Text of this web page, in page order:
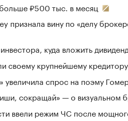
₽500 тыс. в месяц
признала вину по «делу
куда вложить
крупнейшему
спрос на поэму
сокращай» — о визуальном
ввели режим ЧС после